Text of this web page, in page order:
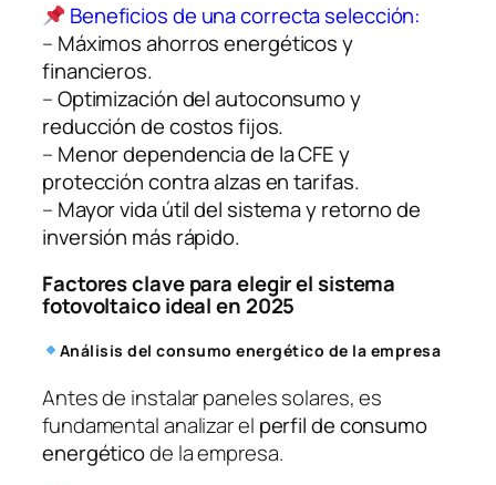
Beneficios de una correcta selección:
– Máximos ahorros energéticos y
financieros.
–Optimización del autoconsumo y
reducción de costos fijos.
– Menor dependencia de la CFE y
protección contra alzas en tarifas.
– Mayor vida útil del sistema y retorno de
inversión más rápido.
Factores clave para elegir el sistema
fotovoltaico ideal en 2025
Análisis del consumo energético de la empresa
Antes de instalar paneles solares, es
fundamental analizar el perfil de consumo
energéticode la empresa.